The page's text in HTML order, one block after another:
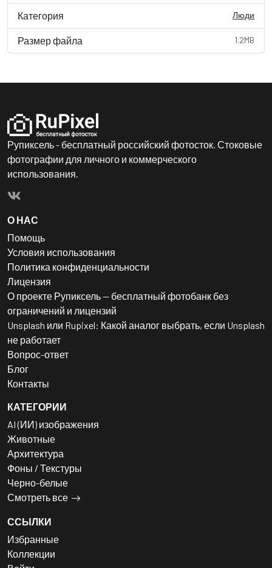
Категория Люди
Размер файла 1.2MB
Рупиксель - бесплатный российский фотосток. Стоковые
фотографии для личного и коммерческого
использования.
О НАС
Помощь
Условия использования
Политика конфиденциальности
Лицензия
О проекте Рупиксель — бесплатный фотобанк без
ограничений и лицензий
Unsplash или Rupixel: Какой аналог выбрать, если Unsplash
не работает
Вопрос-ответ
Блог
Контакты
КАТЕГОРИИ
AI (ИИ) изображения
Животные
Архитектура
Фоны / Текстуры
Черно-белые
Смотреть все
ССЫЛКИ
Избранные
Коллекции